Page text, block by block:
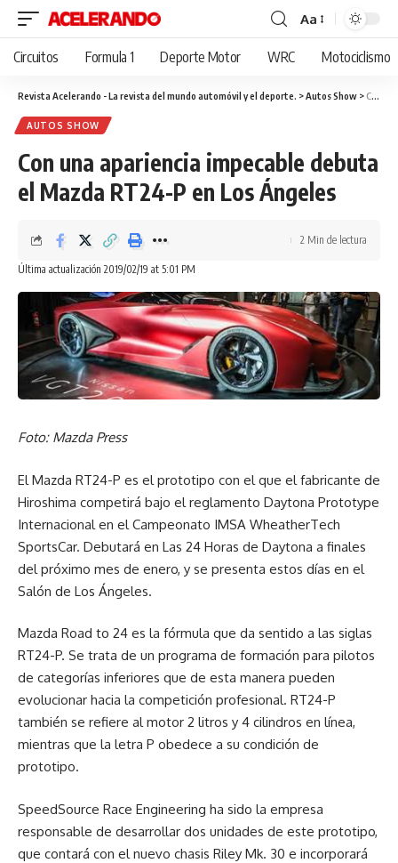
Cambiar
tamaño
fuente
Aa
Circuitos Formula 1 Deporte Motor WRC Motociclismo
Revista Acelerando - La revista del mundo automóvil y el deporte. >Autos Show >Con una apariencia impecable debuta el Mazda RT24-P en Los Ángeles
AUTOS SHOW
Con una apariencia impecable debuta
el Mazda RT24-P en Los Ángeles
Última actualización 2019/02/19 at 5:01 PM
2 Min de lectura
Foto: Mazda Press
El Mazda RT24-P es el prototipo con el que el fabricante de
Hiroshima competirá bajo el reglamento Daytona Prototype
Internacional en el Campeonato IMSA WheatherTech
SportsCar. Debutará en Las 24 Horas de Daytona a finales
del próximo mes de enero, y se presenta estos días en el
Salón de Los Ángeles.
Mazda Road to 24 es la fórmula que da sentido a las siglas
RT24-P. Se trata de un programa de formación para pilotos
de categorías inferiores que de esta manera pueden
evolucionar hacia la competición profesional. RT24-P
también se refiere al motor 2 litros y 4 cilindros en línea,
mientras que la letra P obedece a su condición de
prototipo.
SpeedSource Race Engineering ha sido la empresa
responsable de desarrollar dos unidades de este prototipo,
que contará con el nuevo chasis Riley Mk. 30 e incorporará